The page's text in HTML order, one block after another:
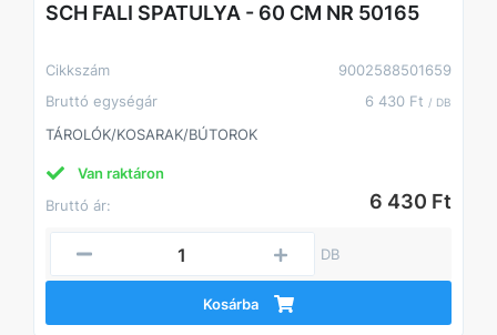
SCH FALI SPATULYA - 60 CM NR 50165
Cikkszám
9002588501659
Bruttó egységár
6 430 Ft / DB
TÁROLÓK/KOSARAK/BÚTOROK
Van raktáron
Bruttó ár:
6 430 Ft
DB
Kosárba